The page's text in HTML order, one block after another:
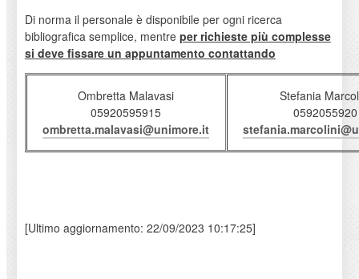
Di norma il personale è disponibile per ogni ricerca
bibliografica semplice, mentre per richieste più complesse
si deve fissare un appuntamento contattando
Ombretta Malavasi
05920595915
ombretta.malavasi@unimore.it
Stefania
0592055920
[Ultimo aggiornamento: 22/09/2023 10:17:25]